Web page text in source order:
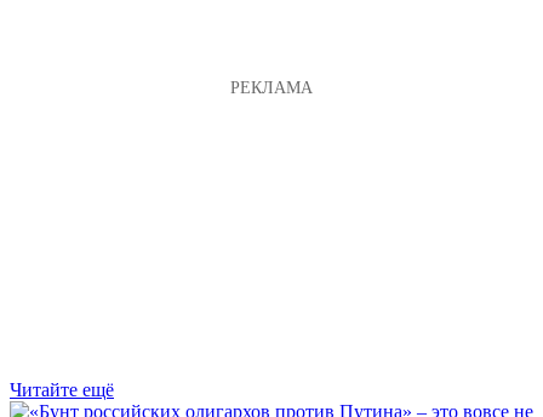
Читайте ещё